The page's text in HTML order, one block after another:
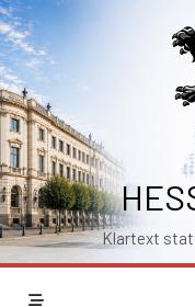
Skip
to
content
Klartext